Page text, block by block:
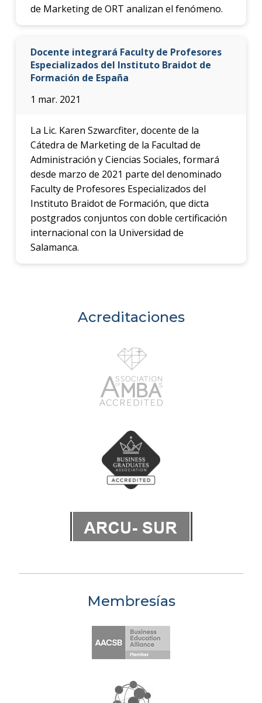
de Marketing de ORT analizan el fenómeno.
Docente integrará Faculty de Profesores
Especializados del Instituto Braidot de
Formación de España
1 mar. 2021
La Lic. Karen Szwarcfiter, docente de la
Cátedra de Marketing de la Facultad de
Administración y Ciencias Sociales, formará
desde marzo de 2021 parte del denominado
Faculty de Profesores Especializados del
Instituto Braidot de Formación, que dicta
postgrados conjuntos con doble certificación
internacional con la Universidad de
Salamanca.
Acreditaciones
Membresías